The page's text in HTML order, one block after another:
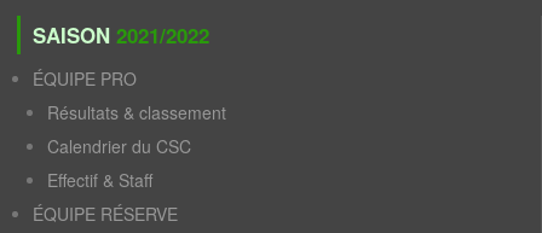
SAISON 2021/2022
ÉQUIPE PRO
Résultats & classement
Calendrier du CSC
Effectif & Staff
ÉQUIPE RÉSERVE